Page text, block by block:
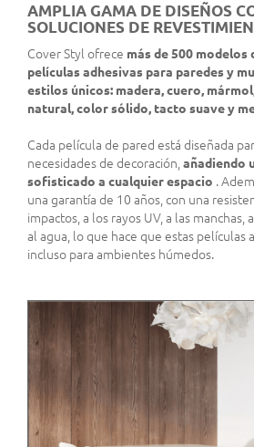
AMPLIA GAMA DE DISEÑOS
SOLUCIONES DE
Cover Styl ofrece más de 500
películas adhesivas para paredes y
estilos únicos: madera, cuero,
natural, color sólido, tacto suave y
Cada película de pared está diseñada
necesidades de decoración, añadiendo
sofisticado a cualquier espacio .
una garantía de 10 años, con una
impactos, a los rayos UV, a las manchas,
al agua, lo que hace que estas películas
incluso para ambientes húmedos.